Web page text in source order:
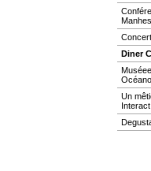
Diner
Muséee
Un
Interact